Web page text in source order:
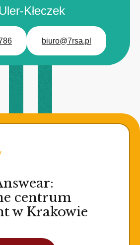
Kłeczek
biuro@7rsa.pl
centrum
w Krakowie